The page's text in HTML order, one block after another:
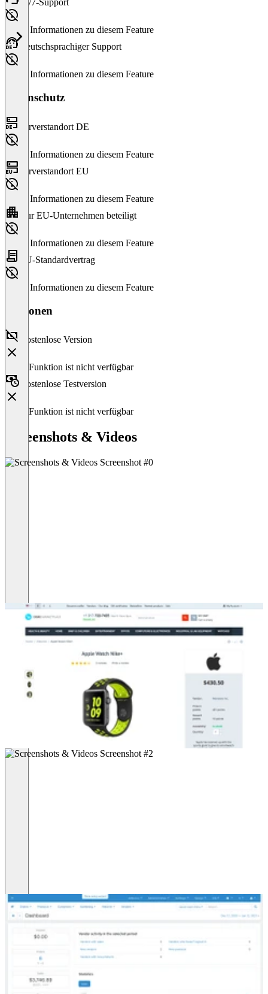
24/7-Support
Keine Informationen zu diesem Feature
Deutschsprachiger Support
Keine Informationen zu diesem Feature
Datenschutz
Serverstandort DE
Keine Informationen zu diesem Feature
Serverstandort EU
Keine Informationen zu diesem Feature
Nur EU-Unternehmen beteiligt
Keine Informationen zu diesem Feature
EU-Standardvertrag
Keine Informationen zu diesem Feature
Versionen
Kostenlose Version
Diese Funktion ist nicht verfügbar
Kostenlose Testversion
Diese Funktion ist nicht verfügbar
Screenshots & Videos